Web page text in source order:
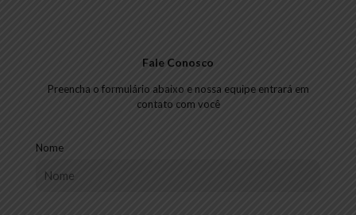
Fale Conosco
Preencha o formulário abaixo e nossa equipe entrará em
contato com você
Nome